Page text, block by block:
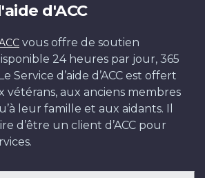
d'ACC
vous offre de soutien
24 heures par jour, 365
Service d’aide d’ACC est offert
aux anciens membres
leur famille et aux aidants. Il
d’être un client d’ACC pour